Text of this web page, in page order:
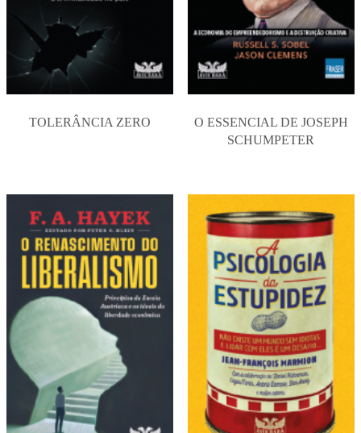
TOLERÂNCIA ZERO
O ESSENCIAL DE JOSEPH
SCHUMPETER